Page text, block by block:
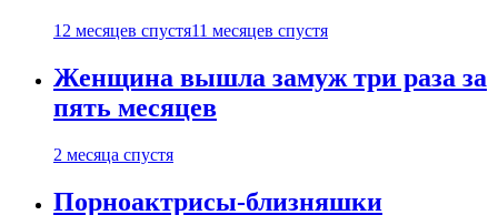
12 месяцев спустя11 месяцев спустя
Женщина вышла замуж три раза за
пять месяцев
2 месяца спустя
Порноактрисы-близняшки